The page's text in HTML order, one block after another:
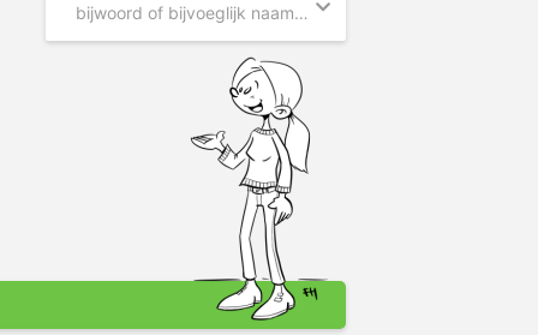
bijwoord of bijvoeglijk naamwoord